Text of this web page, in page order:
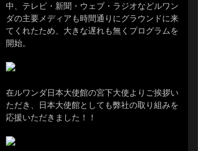
中、テレビ・新聞・ウェブ・ラジオなどルワン
ダの主要メディアも時間通りにグラウンドに来
てくれたため、大きな遅れも無くプログラムを
開始。
在ルワンダ日本大使館の宮下大使よりご挨拶い
ただき、日本大使館としても弊社の取り組みを
応援いただきました！！